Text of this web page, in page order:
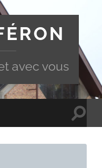
avec vous
Toggle